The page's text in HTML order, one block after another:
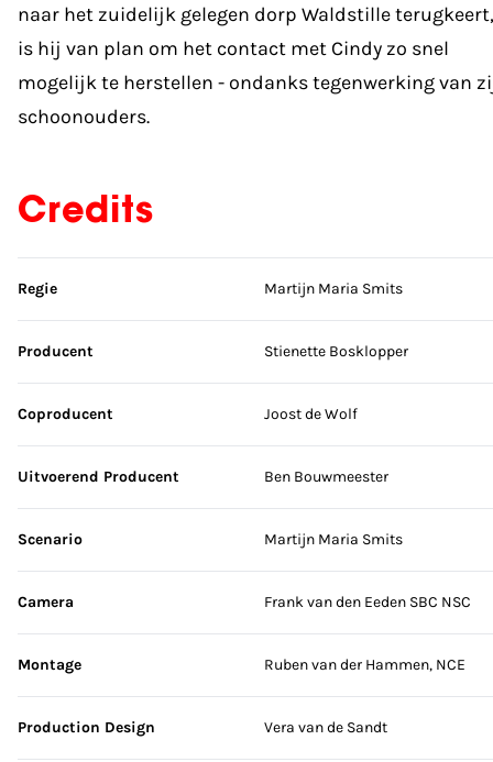
naar het zuidelijk gelegen dorp Waldstille terugkeert,
is hij van plan om het contact met Cindy zo snel
mogelijk te herstellen - ondanks tegenwerking van
schoonouders.
Credits
Sla credits over
Regie Martijn Maria Smits
Producent Stienette Bosklopper
Coproducent Joost de Wolf
Uitvoerend Producent Ben Bouwmeester
Scenario Martijn Maria Smits
Camera Frank van den Eeden SBC NSC
Montage Ruben van der Hammen, NCE
Production Design Vera van de Sandt